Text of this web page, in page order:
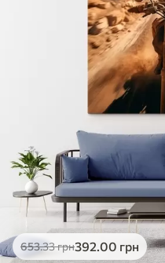
653.33грн392.00 грн